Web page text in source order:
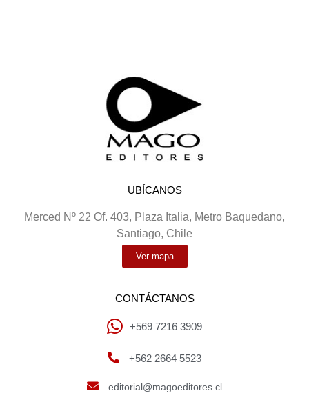
UBÍCANOS
Merced Nº 22 Of. 403, Plaza Italia, Metro Baquedano,
Santiago, Chile
Ver mapa
CONTÁCTANOS
+569 7216 3909
+562 2664 5523
editorial@magoeditores.cl